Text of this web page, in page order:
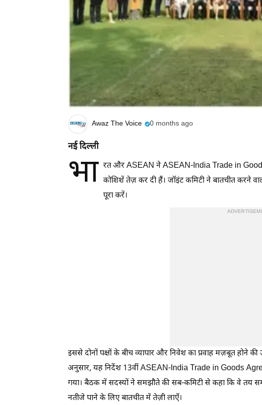
Awaz The Voice 0 months ago
नई दिल्ली
भा रत और ASEAN ने ASEAN-India Trade in
कोशिशें तेज़ कर दी हैं। जॉइंट कमिटी ने बातचीत करने
पूरा करें।
इससे दोनों पक्षों के बीच व्यापार और निवेश का प्रवाह मज़बूत होने
अनुसार, यह निर्देश 13वीं ASEAN-India Trade in Goods
गया। बैठक में सदस्यों ने समझौते की सब-कमिटी से कहा कि वे तय
नतीजे पाने के लिए बातचीत में तेज़ी लाएँ।